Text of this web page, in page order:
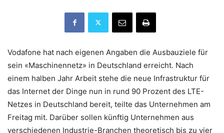
Vodafone hat nach eigenen Angaben die Ausbauziele für
sein «Maschinennetz» in Deutschland erreicht. Nach
einem halben Jahr Arbeit stehe die neue Infrastruktur für
das Internet der Dinge nun in rund 90 Prozent des LTE-
Netzes in Deutschland bereit, teilte das Unternehmen am
Freitag mit. Darüber sollen künftig Unternehmen aus
verschiedenen Industrie-Branchen theoretisch bis zu vier